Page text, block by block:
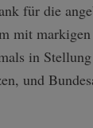
für die
mit
in
und